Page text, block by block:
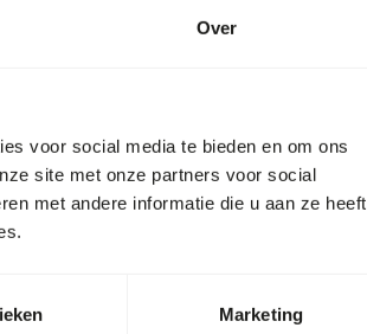
Over
voor social media te bieden en om ons
site met onze partners voor social
met andere informatie die u aan ze heeft
Marketing